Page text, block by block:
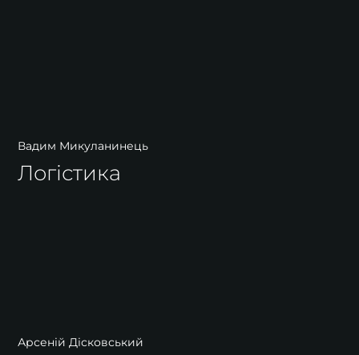
Вадим Микуланинець
Логістика
Арсеній Дісковський